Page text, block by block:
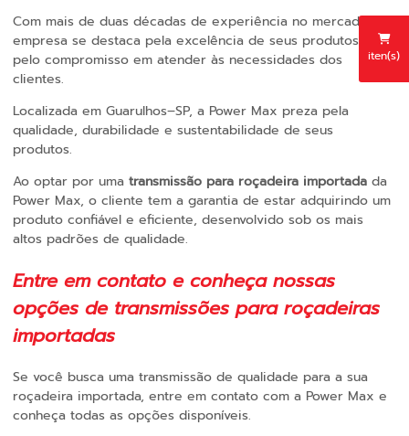
iten(s)
Com mais de duas décadas de experiência no mercado, a
empresa se destaca pela excelência de seus produtos e
pelo compromisso em atender às necessidades dos
clientes.
Localizada em Guarulhos–SP, a Power Max preza pela
qualidade, durabilidade e sustentabilidade de seus
produtos.
Ao optar por uma transmissão para roçadeira importada da
Power Max, o cliente tem a garantia de estar adquirindo um
produto confiável e eficiente, desenvolvido sob os mais
altos padrões de qualidade.
Entre em contato e conheça nossas
opções de transmissões para roçadeiras
importadas
Se você busca uma transmissão de qualidade para a sua
roçadeira importada, entre em contato com a Power Max e
conheça todas as opções disponíveis.